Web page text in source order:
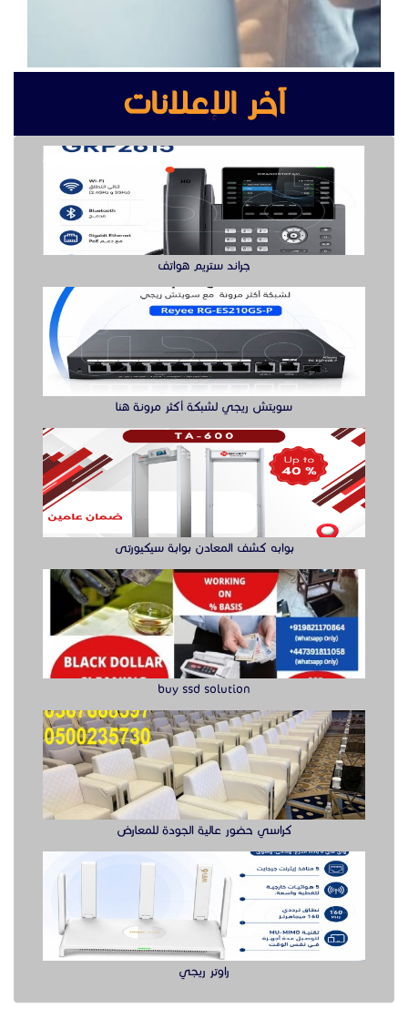
آخر الإعلانات
جراند ستريم هواتف
سويتش ريجي لشبكة أكثر مرونة هنا
بوابه كشف المعادن بوابة سيكيورتى
buy ssd solution
كراسي حضور عالية الجودة للمعارض
راوتر ريجي